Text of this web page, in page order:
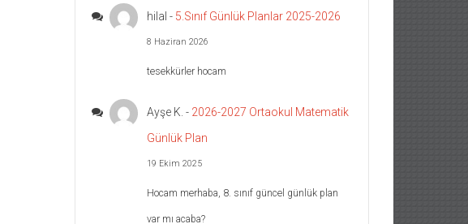
hilal - 5.Sınıf Günlük Planlar 2025-2026
8 Haziran 2026
tesekkürler hocam
Ayşe K. - 2026-2027 Ortaokul Matematik
Günlük Plan
19 Ekim 2025
Hocam merhaba, 8. sınıf güncel günlük plan
var mı acaba?